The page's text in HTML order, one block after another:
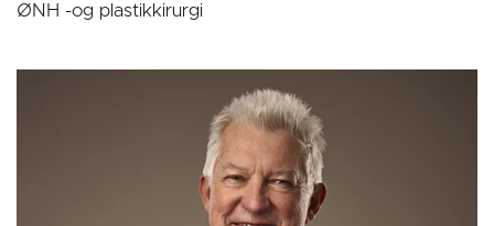
ØNH -og plastikkirurgi